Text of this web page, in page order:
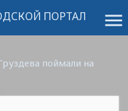
menu
ПОРТАЛ
поймали на